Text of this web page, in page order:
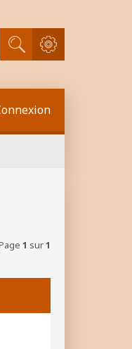
Rechercher
Recherche avancée
1 sur1